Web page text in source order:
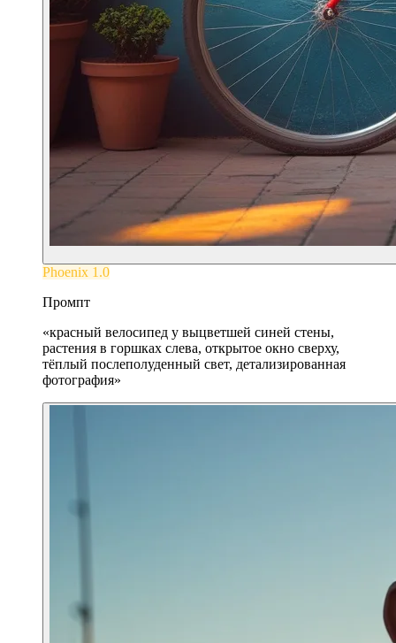
Phoenix 1.0
Промпт
«красный велосипед у выцветшей синей стены,
растения в горшках слева, открытое окно сверху,
тёплый послеполуденный свет, детализированная
фотография»